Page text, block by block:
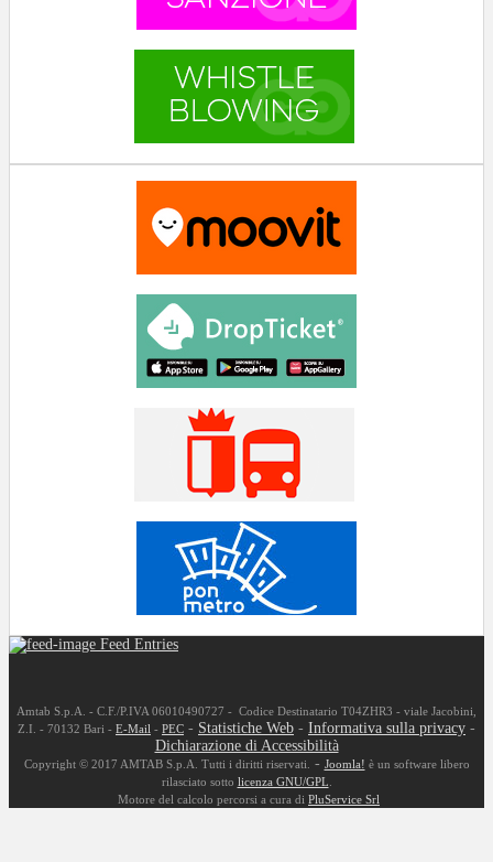
Feed Entries
Amtab S.p.A. - C.F./P.IVA 06010490727 - Codice Destinatario T04ZHR3 - viale Jacobini,
Z.I. - 70132 Bari - E-Mail - PEC - Statistiche Web - Informativa sulla privacy -
Dichiarazione di Accessibilità
Copyright © 2017 AMTAB S.p.A. Tutti i diritti riservati. - Joomla! è un software libero
rilasciato sotto licenza GNU/GPL
Motore del calcolo percorsi a cura di PluService Srl